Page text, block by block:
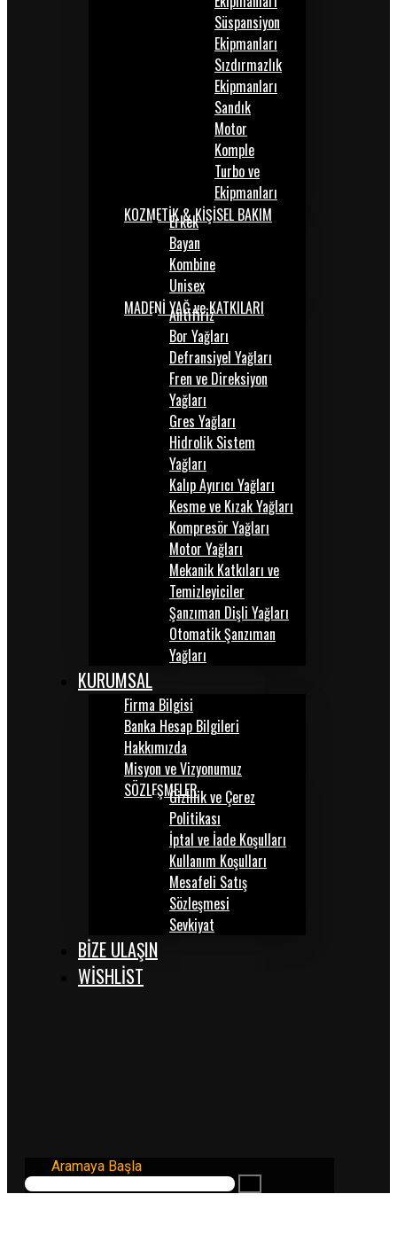
Süspansiyon
Ekipmanları
Sızdırmazlık
Ekipmanları
Sandık
Motor
Komple
Turbo ve
Ekipmanları
KOZMETİK & KİŞİSEL BAKIM
Erkek
Bayan
Kombine
Unisex
MADENİ YAĞ ve KATKILARI
Antifiriz
Bor Yağları
Defransiyel Yağları
Fren ve Direksiyon
Yağları
Gres Yağları
Hidrolik Sistem
Yağları
Kalıp Ayırıcı Yağları
Kesme ve Kızak Yağları
Kompresör Yağları
Motor Yağları
Mekanik Katkıları ve
Temizleyiciler
Şanzıman Dişli Yağları
Otomatik Şanzıman
Yağları
KURUMSAL
Firma Bilgisi
Banka Hesap Bilgileri
Hakkımızda
Misyon ve Vizyonumuz
SÖZLEŞMELERGizlilik ve Çerez
Politikası
İptal ve İade Koşulları
Kullanım Koşulları
Mesafeli Satış
Sözleşmesi
Sevkiyat
BİZE ULAŞIN
WISHLIST
Aramaya Başla